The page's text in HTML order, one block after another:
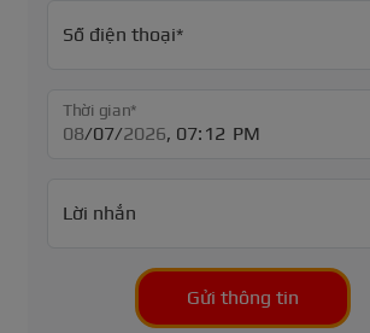
Số điện thoại*
Thời gian*
Lời nhắn
Gửi thông tin